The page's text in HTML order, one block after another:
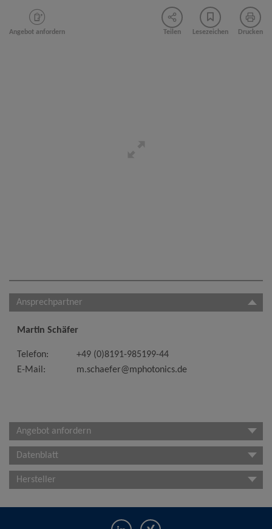
Angebot anfordern Teilen Lesezeichen Drucken
Ansprechpartner
Martin Schäfer
Telefon:
+49 (0)8191-985199-44
E-Mail:
m.schaefer@mphotonics.de
Angebot anfordern
Datenblatt
Hersteller